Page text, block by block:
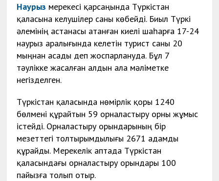
Наурыз мерекесі қарсаңында Түркістан
қаласына келушілер саны көбейді. Биыл Түркі
әлемінің астанасы атанған киелі шаһарға 17-24
наурыз аралығында келетін турист саны 20
мыңнан асады деп жоспарлануда. Бұл 7
тәулікке жасалған алдын ала мәліметке
негізделген.
Түркістан қаласында нөмірлік қоры 1240
бөлмені құрайтын 59 орналастыру орны жұмыс
істейді. Орналастыру орындарының бір
мезеттегі толтырымдылығы 2671 адамды
құрайды. Мерекелік аптада Түркістан
қаласындағы орналастыру орындары 100
пайызға толып отыр.